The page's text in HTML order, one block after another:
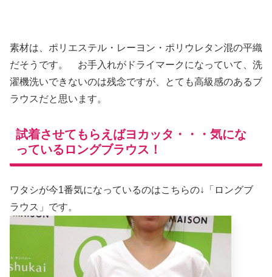
素材は、ポリエステル・レーヨン・ポリウレタン混の平織
だそうです。 お手入れがドライマークになっていて、洗
濯機洗いできないのは残念ですが、とても高級感のあるブ
ラウスだと思います。
試着させてもらえばヨカッタ・・・気にな
っているロングブラウス！
ワタシが今1番気になっているのはこちらの↓「ロングブ
ラウス」です。